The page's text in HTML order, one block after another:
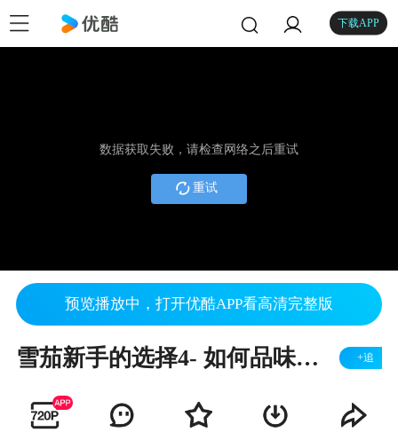
下载APP
数据获取失败，请检查网络之后重试
重试
预览播放中，打开优酷APP看高清完整版
雪茄新手的选择4- 如何品味一支雪茄-古中雪茄翻译 +追